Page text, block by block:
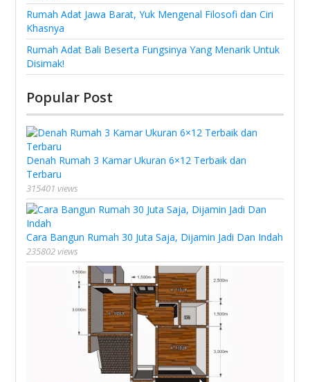
Rumah Adat Jawa Barat, Yuk Mengenal Filosofi dan Ciri
Khasnya
Rumah Adat Bali Beserta Fungsinya Yang Menarik Untuk
Disimak!
Popular Post
Denah Rumah 3 Kamar Ukuran 6×12 Terbaik dan
Terbaru
315401 views
Cara Bangun Rumah 30 Juta Saja, Dijamin Jadi Dan Indah
235802 views